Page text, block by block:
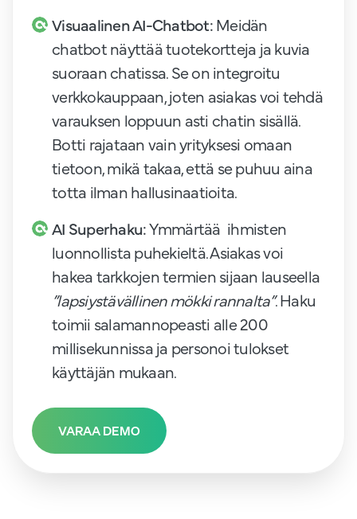
Visuaalinen AI-Chatbot:Meidän
chatbot näyttää tuotekortteja ja kuvia
suoraan chatissa. Se on integroitu
verkkokauppaan, joten asiakas voi tehdä
varauksen loppuun asti chatin sisällä.
Botti rajataan vain yrityksesi omaan
tietoon, mikä takaa, että se puhuu aina
totta ilman hallusinaatioita.
AI Superhaku:Ymmärtää ihmisten
luonnollista puhekieltä. Asiakas voi
hakea tarkkojen termien sijaan lauseella
”lapsiystävällinen mökki rannalta”. Haku
toimii salamannopeasti alle 200
millisekunnissa ja personoi tulokset
käyttäjän mukaan.
VARAA DEMO